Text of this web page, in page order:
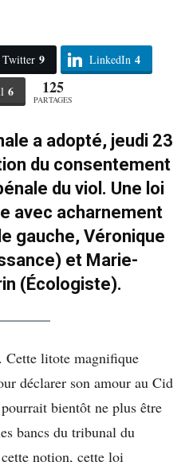
Twitter 9 LinkedIn 4
6 125
PARTAGES
a adopté, jeudi 23
du consentement
du viol. Une loi
avec acharnement
gauche, Véronique
et Marie-
(Écologiste).
. Cette litote magnifique
déclarer son amour au Cid
bientôt ne plus être
bancs du tribunal du
notion, cette loi